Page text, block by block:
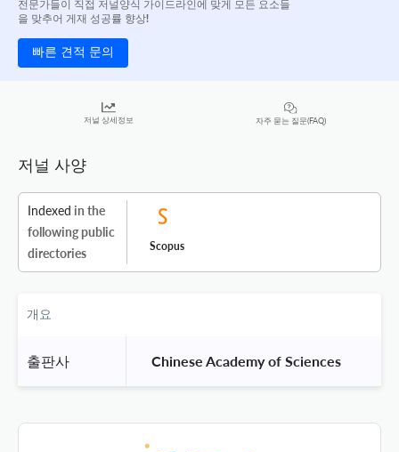
전문가들이 직접 저널양식 가이드라인에 맞게 모든 요소들
을 맞추어 게재 성공률 향상!
빠른 견적 문의
저널 상세정보 자주 묻는 질문(FAQ)
저널 사양
Indexed in the
following public
directories
Scopus
개요
출판사 Chinese Academy of Sciences